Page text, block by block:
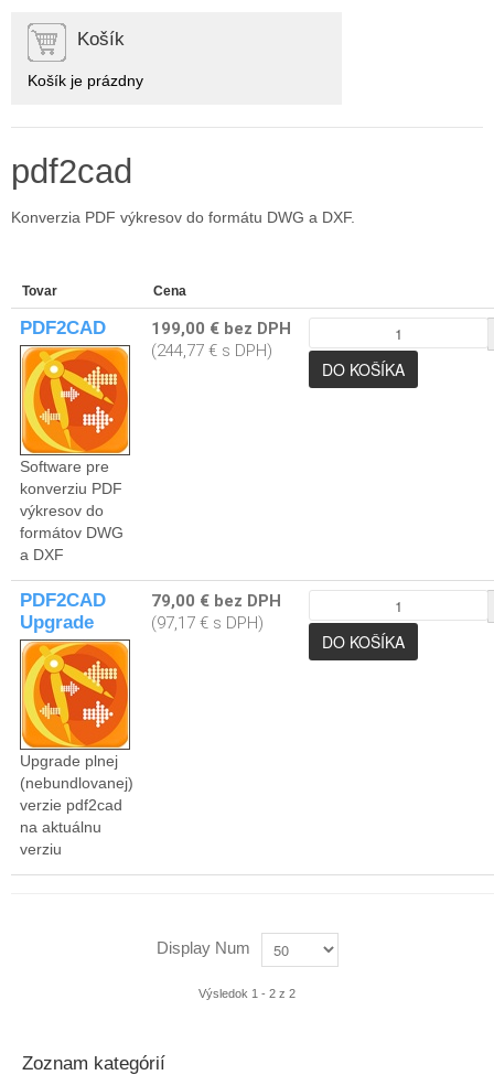
Košík
Košík je prázdny
pdf2cad
Konverzia PDF výkresov do formátu DWG a DXF.
Tovar Cena
PDF2CAD
Software pre
konverziu PDF
výkresov do
formátov DWG
a DXF
199,00 € bez DPH
(244,77 € s DPH)
PDF2CAD
Upgrade
Upgrade plnej
(nebundlovanej)
verzie pdf2cad
na aktuálnu
verziu
79,00 € bez DPH
(97,17 € s DPH)
Display Num
Výsledok 1 - 2 z 2
Zoznam kategórií